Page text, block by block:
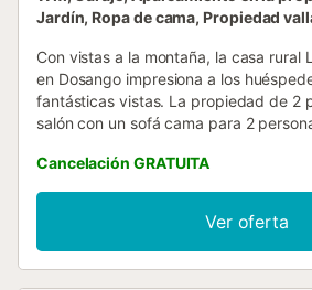
Jardín, Ropa de cama, Propiedad
Con vistas a la montaña, la casa rural
en Dosango impresiona a los
fantásticas vistas. La propiedad de 2
salón con un sofá cama para 2
acomodar a 6 personas. Los servicios
Wi-Fi con un espacio de trabajo
en casa, una televisión, así como una
hay una cuna disponible. Este
acondicionado. Este alquiler de
Cancelación GRATUITA
Ver oferta